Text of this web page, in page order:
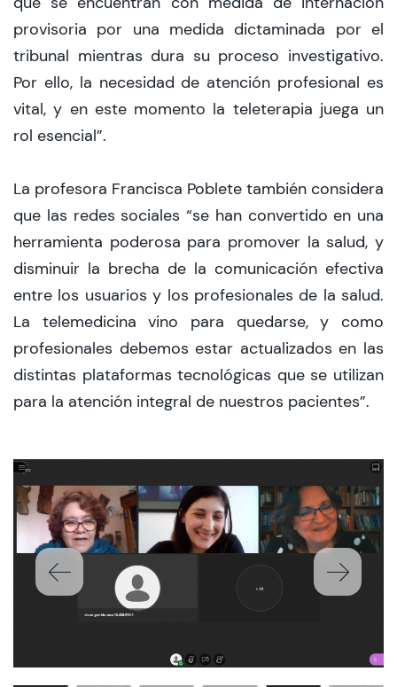
provisoria por una medida dictaminada por el
tribunal mientras dura su proceso investigativo.
Por ello, la necesidad de atención profesional es
vital, y en este momento la teleterapia juega un
rol esencial”.
La profesora Francisca Poblete también considera
que las redes sociales “se han convertido en una
herramienta poderosa para promover la salud, y
disminuir la brecha de la comunicación efectiva
entre los usuarios y los profesionales de la salud.
La telemedicina vino para quedarse, y como
profesionales debemos estar actualizados en las
distintas plataformas tecnológicas que se utilizan
para la atención integral de nuestros pacientes”.